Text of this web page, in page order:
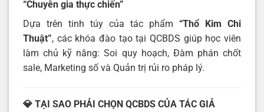
“Chuyên gia thực chiến”
Dựa trên tinh túy của tác phẩm “Thổ Kim Chi
Thuật”, các khóa đào tạo tại QCBDS giúp học viên
làm chủ kỹ năng: Soi quy hoạch, Đàm phán chốt
sale, Marketing số và Quản trị rủi ro pháp lý.
💎 TẠI SAO PHẢI CHỌN QCBDS CỦA TÁC GIẢ